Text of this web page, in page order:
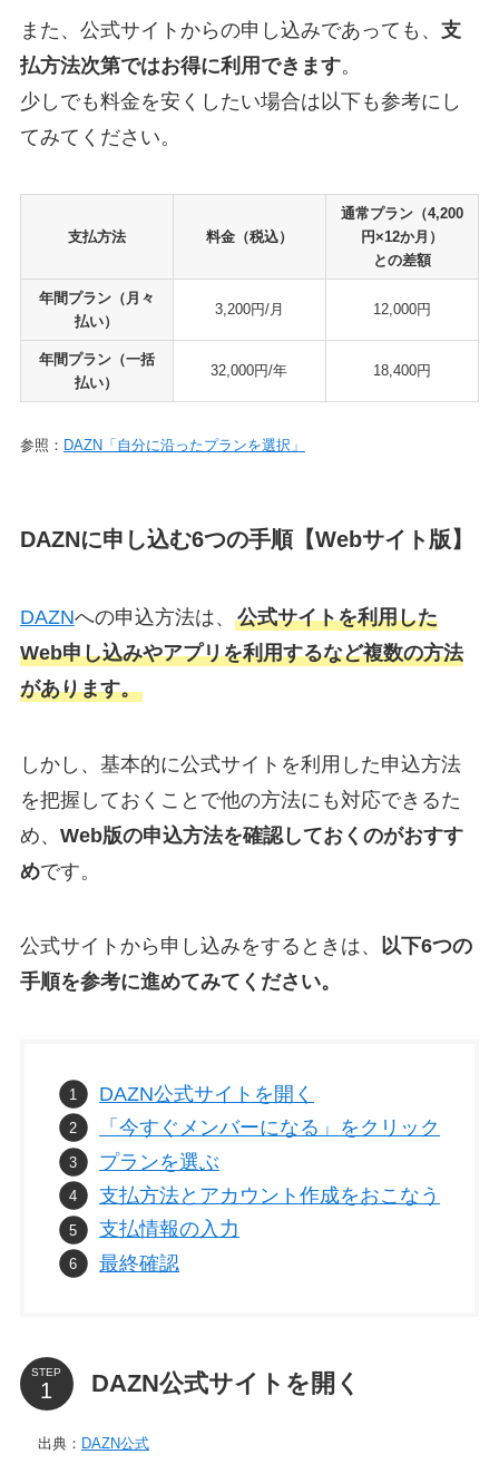
また、公式サイトからの申し込みであっても、 支
払方法次第ではお得に利用できます。
少しでも料金を安くしたい場合は以下も参考にし
てみてください。
支払方法 料金（税込）
通常プラン（4,200
円×12か月）
との差額
年間プラン（月々
払い）
3,200円/月 12,000円
年間プラン（一括
払い）
32,000円/年 18,400円
参照： DAZN「自分に沿ったプランを選択」
DAZNに申し込む6つの手順【Webサイト版】
DAZNへの申込方法は、 公式サイトを利用した
Web申し込みやアプリを利用するなど複数の方法
があります。
しかし、基本的に公式サイトを利用した申込方法
を把握しておくことで他の方法にも対応できるた
め、 Web版の申込方法を確認しておくのがおすす
めです。
公式サイトから申し込みをするときは、 以下6つの
手順を参考に進めてみてください。
DAZN公式サイトを開く
「今すぐメンバーになる」をクリック
プランを選ぶ
支払方法とアカウント作成をおこなう
支払情報の入力
最終確認
STEP DAZN公式サイトを開く
出典： DAZN公式